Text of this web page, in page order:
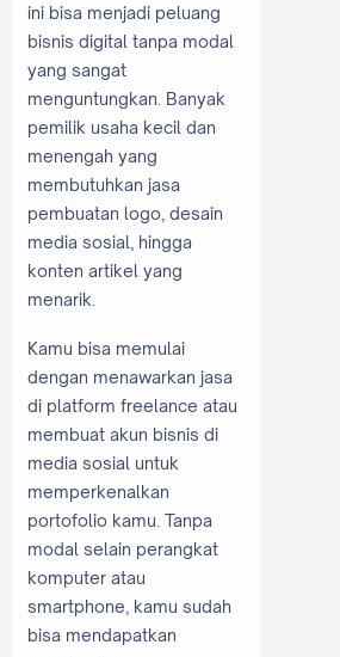
ini bisa menjadi peluang
bisnis digital tanpa modal
yang sangat
menguntungkan. Banyak
pemilik usaha kecil dan
menengah yang
membutuhkan jasa
pembuatan logo, desain
media sosial, hingga
konten artikel yang
menarik.
Kamu bisa memulai
dengan menawarkan jasa
di platform freelance atau
membuat akun bisnis di
media sosial untuk
memperkenalkan
portofolio kamu. Tanpa
modal selain perangkat
komputer atau
smartphone, kamu sudah
bisa mendapatkan